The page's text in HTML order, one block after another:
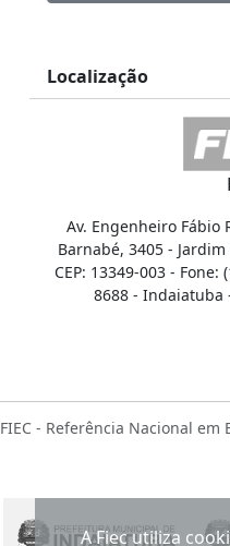
A Fiec utiliza
Localização
Av. Engenheiro Fábio
Barnabé, 3405 - Jardim
CEP: 13349-003 - Fone:
8688 - Indaiatuba
FIEC - Referência Nacional em